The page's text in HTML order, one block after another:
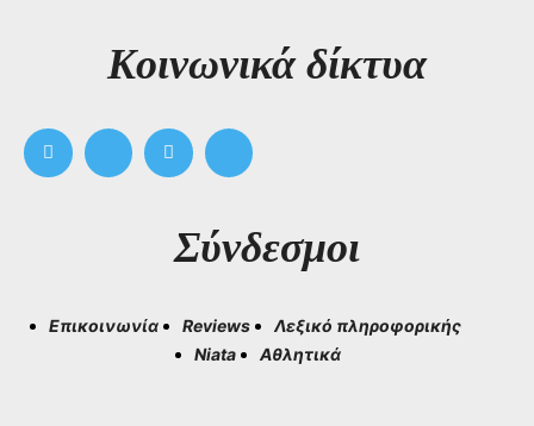
Kοινωνικά δίκτυα
Σύνδεσμοι
Επικοινωνία Reviews
Λεξικό πληροφορικής
Niata
Αθλητικά